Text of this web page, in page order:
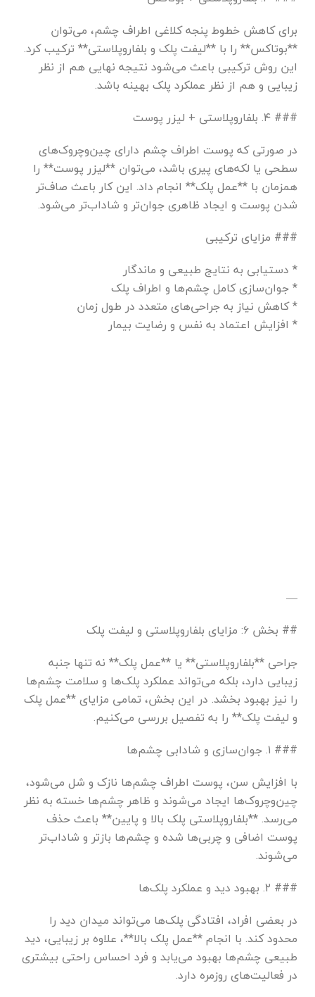
برای کاهش خطوط پنجه کلاغی اطراف چشم، می‌توان
**بوتاکس** را با **لیفت پلک و بلفاروپلاستی** ترکیب کرد.
این روش ترکیبی باعث می‌شود نتیجه نهایی هم از نظر
زیبایی و هم از نظر عملکرد پلک بهینه باشد.
### ۴. بلفاروپلاستی + لیزر پوست
در صورتی که پوست اطراف چشم دارای چین‌وچروک‌های
سطحی یا لکه‌های پیری باشد، می‌توان **لیزر پوست** را
همزمان با **عمل پلک** انجام داد. این کار باعث صاف‌تر
شدن پوست و ایجاد ظاهری جوان‌تر و شاداب‌تر می‌شود.
### مزایای ترکیبی
* دستیابی به نتایج طبیعی و ماندگار
* جوان‌سازی کامل چشم‌ها و اطراف پلک
* کاهش نیاز به جراحی‌های متعدد در طول زمان
* افزایش اعتماد به نفس و رضایت بیمار
—
## بخش ۶: مزایای بلفاروپلاستی و لیفت پلک
جراحی **بلفاروپلاستی** یا **عمل پلک** نه تنها جنبه
زیبایی دارد، بلکه می‌تواند عملکرد پلک‌ها و سلامت چشم‌ها
را نیز بهبود بخشد. در این بخش، تمامی مزایای **عمل پلک
و لیفت پلک** را به تفصیل بررسی می‌کنیم.
### ۱. جوان‌سازی و شادابی چشم‌ها
با افزایش سن، پوست اطراف چشم‌ها نازک و شل می‌شود،
چین‌وچروک‌ها ایجاد می‌شوند و ظاهر چشم‌ها خسته به نظر
می‌رسد. **بلفاروپلاستی پلک بالا و پایین** باعث حذف
پوست اضافی و چربی‌ها شده و چشم‌ها بازتر و شاداب‌تر
می‌شوند.
### ۲. بهبود دید و عملکرد پلک‌ها
در بعضی افراد، افتادگی پلک‌ها می‌تواند میدان دید را
محدود کند. با انجام **عمل پلک بالا**، علاوه بر زیبایی، دید
طبیعی چشم‌ها بهبود می‌یابد و فرد احساس راحتی بیشتری
در فعالیت‌های روزمره دارد.